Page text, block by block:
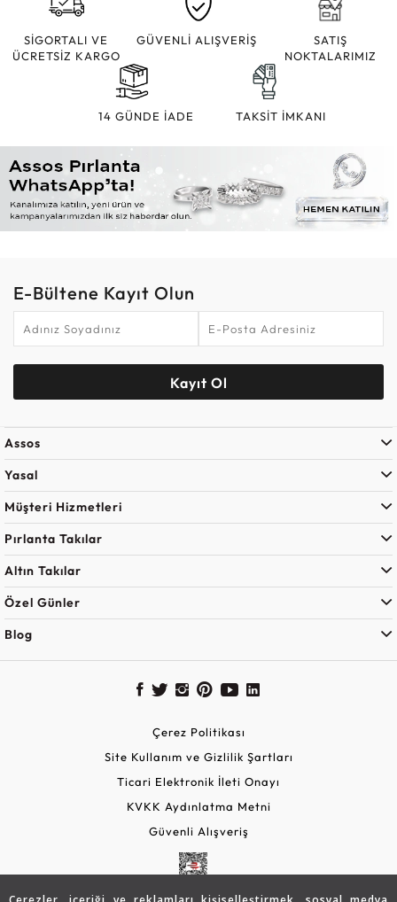
SİGORTALI VE
ÜCRETSİZ KARGO
GÜVENLİ ALIŞVERİŞ
SATIŞ
NOKTALARIMIZ
14 GÜNDE İADE TAKSİT İMKANI
E-Bültene Kayıt Olun
Kayıt Ol
Assos
Yasal
Müşteri Hizmetleri
Pırlanta Takılar
Altın Takılar
Özel Günler
Blog
Çerez Politikası
Site Kullanım ve Gizlilik Şartları
Ticari Elektronik İleti Onayı
KVKK Aydınlatma Metni
Güvenli Alışveriş